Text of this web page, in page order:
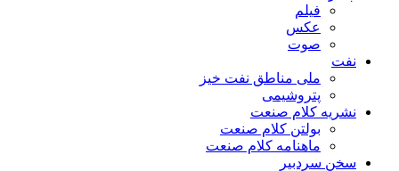
فیلم
عکس
صوت
نفت
ملی مناطق نفت خیز
پتروشیمی
نشریه کلام صنعت
بولتن کلام صنعت
ماهنامه کلام صنعت
سخن سردبیر